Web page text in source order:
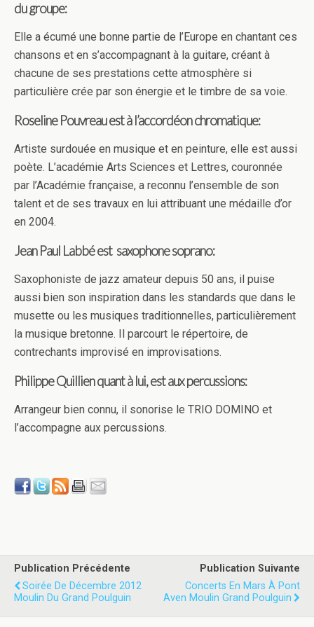
du groupe:
Elle a écumé une bonne partie de l’Europe en chantant ces
chansons et en s’accompagnant à la guitare, créant à
chacune de ses prestations cette atmosphère si
particulière crée par son énergie et le timbre de sa voie.
Roseline Pouvreau est à l’accordéon chromatique:
Artiste surdouée en musique et en peinture, elle est aussi
poète. L’académie Arts Sciences et Lettres, couronnée
par l’Académie française, a reconnu l’ensemble de son
talent et de ses travaux en lui attribuant une médaille d’or
en 2004.
Jean Paul Labbé est saxophone soprano:
Saxophoniste de jazz amateur depuis 50 ans, il puise
aussi bien son inspiration dans les standards que dans le
musette ou les musiques traditionnelles, particulièrement
la musique bretonne. Il parcourt le répertoire, de
contrechants improvisé en improvisations.
Philippe Quillien quant à lui, est aux percussions:
Arrangeur bien connu, il sonorise le TRIO DOMINO et
l’accompagne aux percussions.
Publication Précédente
Soirée De Décembre 2012
Moulin Du Grand Poulguin
Publication Suivante
Concerts En Mars À Pont
Aven Moulin Grand Poulguin